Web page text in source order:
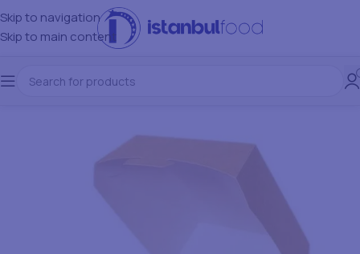
Skip to navigation
Skip to main content